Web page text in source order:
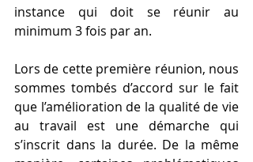
instance qui doit se réunir au
minimum 3 fois par an.
Lors de cette première réunion, nous
sommes tombés d’accord sur le fait
que l’amélioration de la qualité de vie
au travail est une démarche qui
s’inscrit dans la durée. De la même